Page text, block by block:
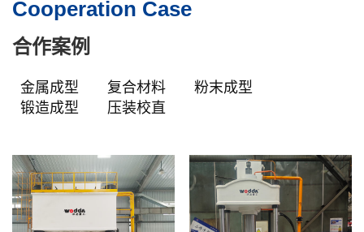
Cooperation Case
合作案例
金属成型 复合材料
粉末成型
锻造成型
压装校直